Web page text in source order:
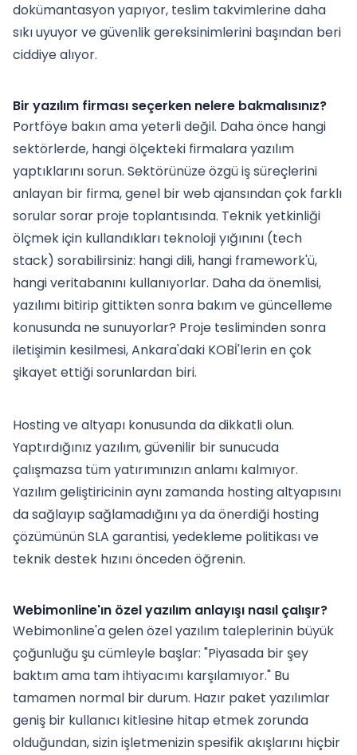
dokümantasyon yapıyor, teslim takvimlerine daha
sıkı uyuyor ve güvenlik gereksinimlerini başından beri
ciddiye alıyor.
Bir yazılım firması seçerken nelere bakmalısınız?
Portföye bakın ama yeterli değil. Daha önce hangi
sektörlerde, hangi ölçekteki firmalara yazılım
yaptıklarını sorun. Sektörünüze özgü iş süreçlerini
anlayan bir firma, genel bir web ajansından çok farklı
sorular sorar proje toplantısında. Teknik yetkinliği
ölçmek için kullandıkları teknoloji yığınını (tech
stack) sorabilirsiniz: hangi dili, hangi framework'ü,
hangi veritabanını kullanıyorlar. Daha da önemlisi,
yazılımı bitirip gittikten sonra bakım ve güncelleme
konusunda ne sunuyorlar? Proje tesliminden sonra
iletişimin kesilmesi, Ankara'daki KOBİ'lerin en çok
şikayet ettiği sorunlardan biri.
Hosting ve altyapı konusunda da dikkatli olun.
Yaptırdığınız yazılım, güvenilir bir sunucuda
çalışmazsa tüm yatırımınızın anlamı kalmıyor.
Yazılım geliştiricinin aynı zamanda hosting altyapısını
da sağlayıp sağlamadığını ya da önerdiği hosting
çözümünün SLA garantisi, yedekleme politikası ve
teknik destek hızını önceden öğrenin.
Webimonline'ın özel yazılım anlayışı nasıl çalışır?
Webimonline'a gelen özel yazılım taleplerinin büyük
çoğunluğu şu cümleyle başlar: "Piyasada bir şey
baktım ama tam ihtiyacımı karşılamıyor." Bu
tamamen normal bir durum. Hazır paket yazılımlar
geniş bir kullanıcı kitlesine hitap etmek zorunda
olduğundan, sizin işletmenizin spesifik akışlarını hiçbir